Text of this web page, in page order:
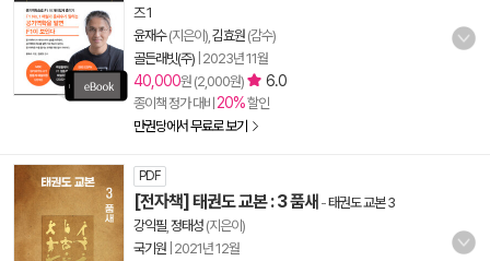
즈 1
윤재수(지은이), 김효원 (감수)
골든래빗(주) 2023년 11월
40,000원 (2,000원) 6.0
종이책 정가 대비 20%할인
만권당에서 무료로 보기
PDF
[전자책] 태권도 교본 : 3 품새 -태권도 교본 3
강익필 정태성 (지은이)
국기원 2021년 12월